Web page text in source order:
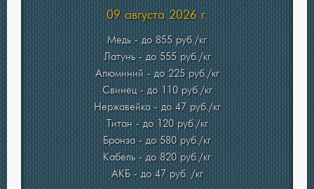
09 августа 2026 г.
Медь - до 855 руб./кг
Латунь - до 555 руб./кг
Алюминий - до 225 руб./кг
Свинец - до 110 руб./кг
Нержавейка - до 47 руб./кг
Титан - до 120 руб./кг
Бронза - до 580 руб./кг
Кабель - до 820 руб./кг
АКБ - до 47 руб. /кг